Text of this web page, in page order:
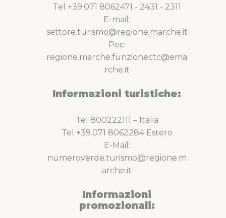
Tel +39.071 8062471 - 2431 - 2311
E-mail:
settore.turismo@regione.marche.it
Pec:
regione.marche.funzionectc@ema
rche.it
Informazioni turistiche:
Tel 800222111 – Italia
Tel +39.071 8062284 Estero
E-Mail:
numeroverde.turismo@regione.m
arche.it
Informazioni
promozionali: